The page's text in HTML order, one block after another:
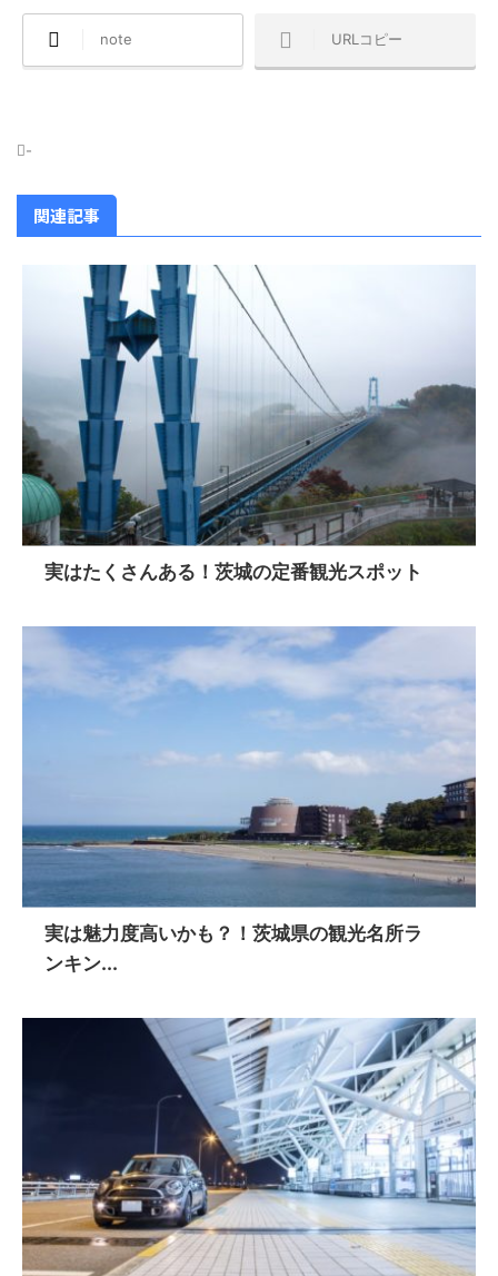
note URLコピー
-
関連記事
実はたくさんある！茨城の定番観光スポット
実は魅力度高いかも？！茨城県の観光名所ラ
ンキン...